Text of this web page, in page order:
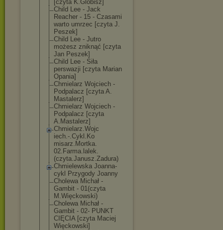
[czyta K.Globisz]
Child Lee - Jack
Reacher - 15 - Czasami
warto umrzec [czyta J.
Peszek]
Child Lee - Jutro
możesz zniknąć [czyta
Jan Peszek]
Child Lee - Siła
perswazji [czyta Marian
Opania]
Chmielarz Wojciech -
Podpalacz [czyta A.
Mastalerz]
Chmielarz Wojciech -
Podpalacz [czyta
A.Mastalerz]
Chmielarz.Wojc
iech.-.Cykl.Ko
misarz.Mortka.
02.Farma.lalek.
(czyta.Janusz.Zadura)
Chmielewska Joanna-
cykl Przygody Joanny
Cholewa Michał -
Gambit - 01(czyta
M.Więckowski)
Cholewa Michał -
Gambit - 02- PUNKT
CIĘCIA [czyta Maciej
Więckowski]